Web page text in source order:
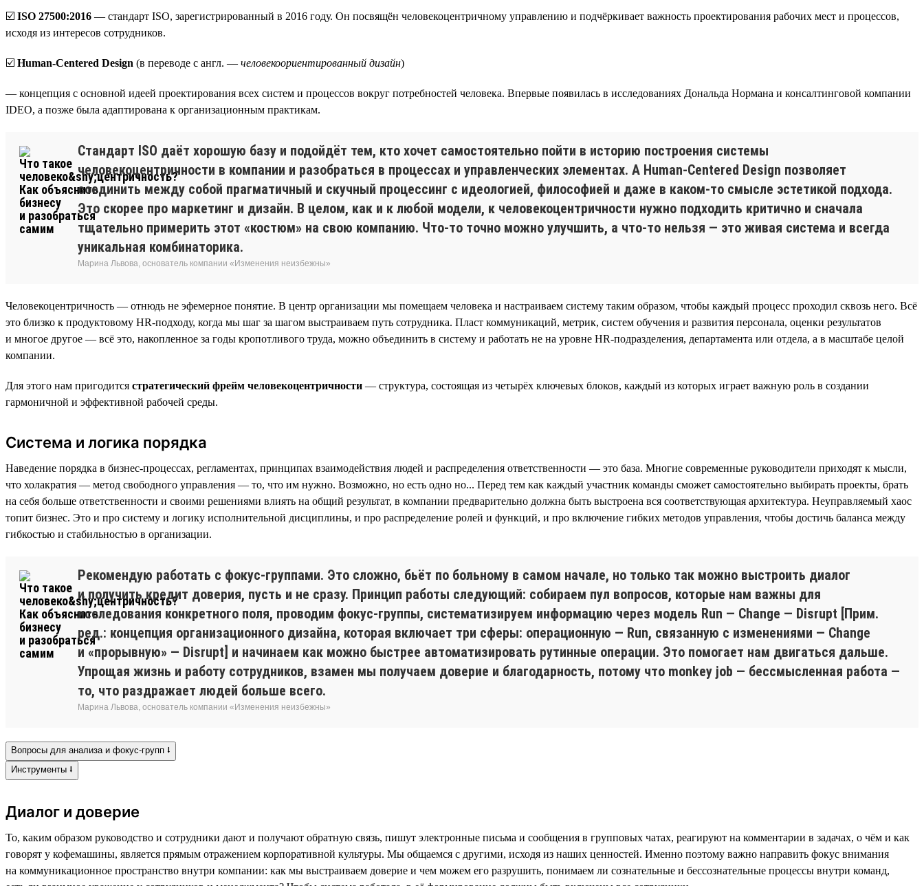
☑️ ISO 27500:2016 — стандарт ISO, зарегистрированный в 2016 году. Он посвящён человекоцентричному управлению и подчёркивает важность проектирования рабочих мест и процессов,
исходя из интересов сотрудников.
☑️ Human-Centered Design (в переводе с англ. — человекоориентированный дизайн)
— концепция с основной идеей проектирования всех систем и процессов вокруг потребностей человека. Впервые появилась в исследованиях Дональда Нормана и консалтинговой компании
IDEO, а позже была адаптирована к организационным практикам.
Стандарт ISO даёт хорошую базу и подойдёт тем, кто хочет самостоятельно пойти в историю построения системы
человекоцентричности в компании и разобраться в процессах и управленческих элементах. А Human-Centered Design позволяет
соединить между собой прагматичный и скучный процессинг с идеологией, философией и даже в каком-то смысле эстетикой подхода.
Это скорее про маркетинг и дизайн. В целом, как и к любой модели, к человекоцентричности нужно подходить критично и сначала
тщательно примерить этот «костюм» на свою компанию. Что-то точно можно улучшить, а что-то нельзя — это живая система и всегда
уникальная комбинаторика.
Марина Львова, основатель компании «Изменения неизбежны»
Человекоцентричность — отнюдь не эфемерное понятие. В центр организации мы помещаем человека и настраиваем систему таким образом, чтобы каждый процесс проходил сквозь него. Всё
это близко к продуктовому HR-подходу, когда мы шаг за шагом выстраиваем путь сотрудника. Пласт коммуникаций, метрик, систем обучения и развития персонала, оценки результатов
и многое другое — всё это, накопленное за годы кропотливого труда, можно объединить в систему и работать не на уровне HR-подразделения, департамента или отдела, а в масштабе целой
компании.
Для этого нам пригодится стратегический фрейм человекоцентричности — структура, состоящая из четырёх ключевых блоков, каждый из которых играет важную роль в создании
гармоничной и эффективной рабочей среды.
Система и логика порядка
Наведение порядка в бизнес-процессах, регламентах, принципах взаимодействия людей и распределения ответственности — это база. Многие современные руководители приходят к мысли,
что холакратия — метод свободного управления — то, что им нужно. Возможно, но есть одно но... Перед тем как каждый участник команды сможет самостоятельно выбирать проекты, брать
на себя больше ответственности и своими решениями влиять на общий результат, в компании предварительно должна быть выстроена вся соответствующая архитектура. Неуправляемый хаос
топит бизнес. Это и про систему и логику исполнительной дисциплины, и про распределение ролей и функций, и про включение гибких методов управления, чтобы достичь баланса между
гибкостью и стабильностью в организации.
Рекомендую работать с фокус-группами. Это сложно, бьёт по больному в самом начале, но только так можно выстроить диалог
и получить кредит доверия, пусть и не сразу. Принцип работы следующий: собираем пул вопросов, которые нам важны для
исследования конкретного поля, проводим фокус-группы, систематизируем информацию через модель Run — Change — Disrupt [Прим.
ред.: концепция организационного дизайна, которая включает три сферы: операционную — Run, связанную с изменениями — Change
и «прорывную» — Disrupt] и начинаем как можно быстрее автоматизировать рутинные операции. Это помогает нам двигаться дальше.
Упрощая жизнь и работу сотрудников, взамен мы получаем доверие и благодарность, потому что monkey job — бессмысленная работа —
то, что раздражает людей больше всего.
Марина Львова, основатель компании «Изменения неизбежны»
Вопросы для анализа и фокус-групп ⭣
Инструменты ⭣
Диалог и доверие
То, каким образом руководство и сотрудники дают и получают обратную связь, пишут электронные письма и сообщения в групповых чатах, реагируют на комментарии в задачах, о чём и как
говорят у кофемашины, является прямым отражением корпоративной культуры. Мы общаемся с другими, исходя из наших ценностей. Именно поэтому важно направить фокус внимания
на коммуникационное пространство внутри компании: как мы выстраиваем доверие и чем можем его разрушить, понимаем ли сознательные и бессознательные процессы внутри команд,